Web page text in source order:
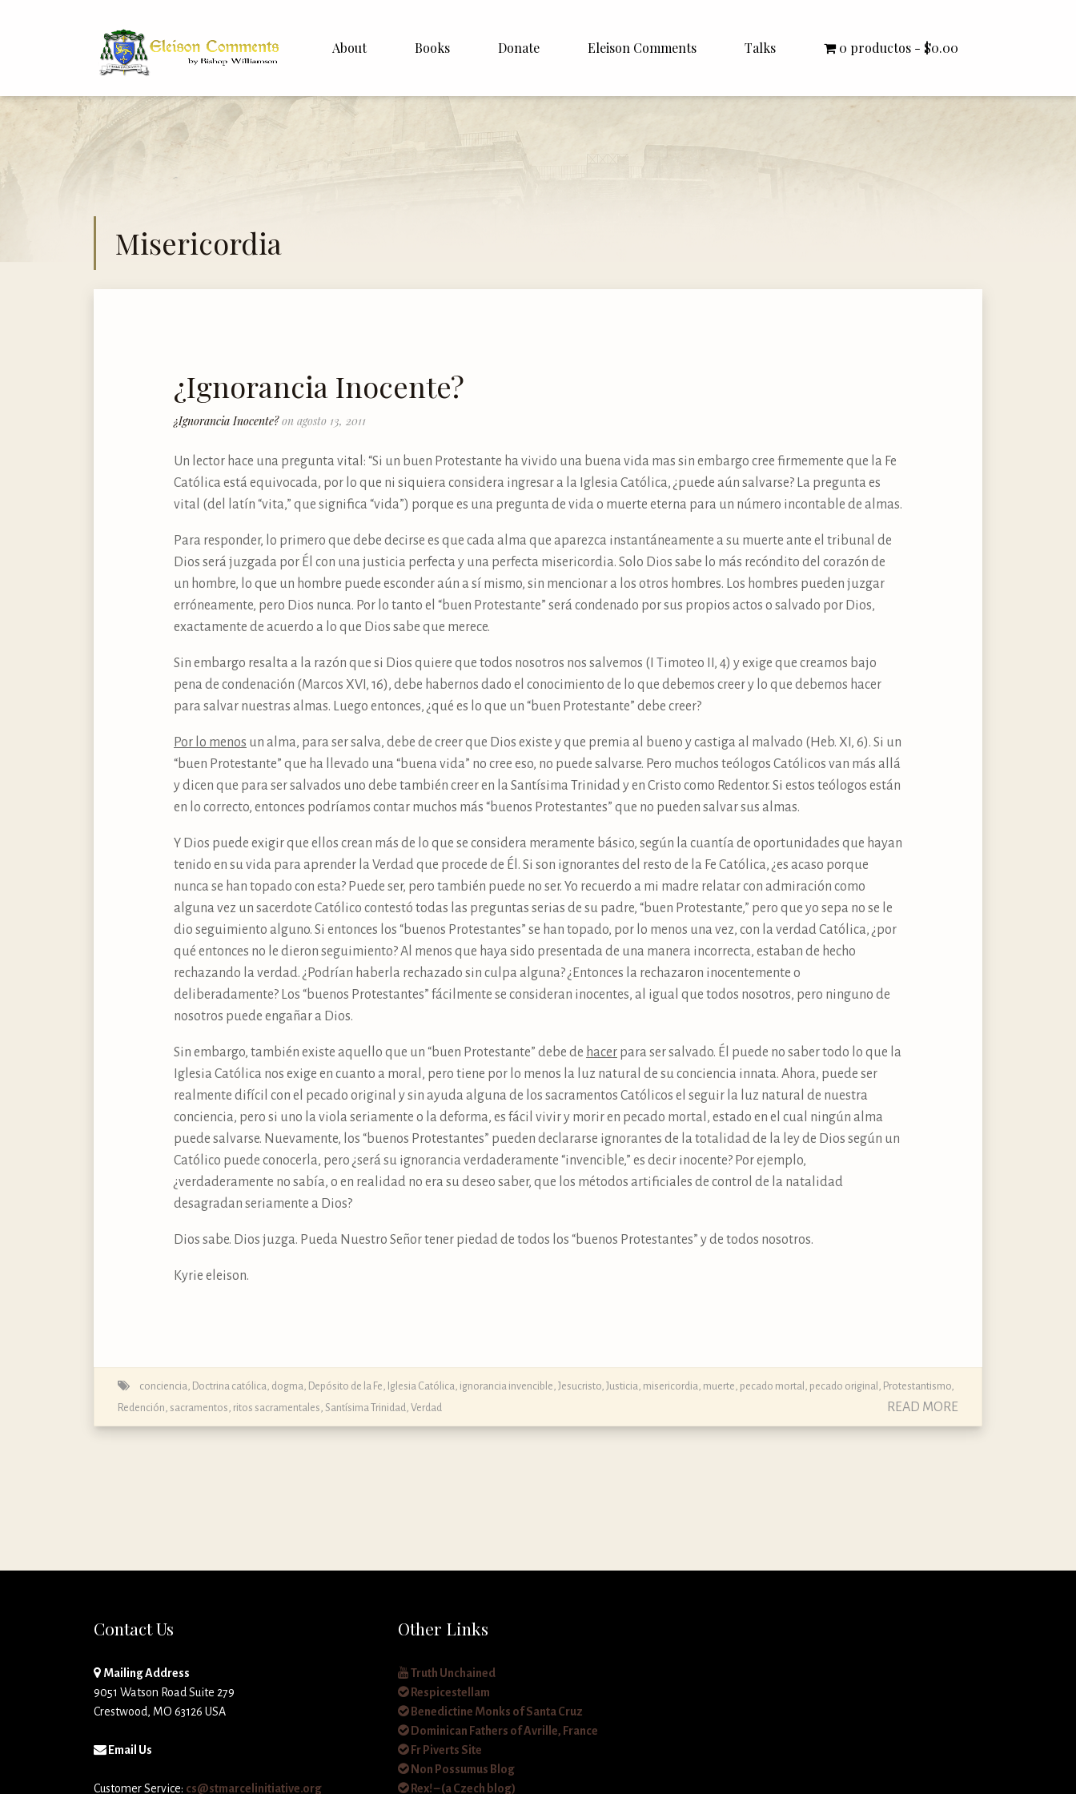
About
Bishop Williamson
Books Donate Eleison Comments
Italiano
Talks
Rector Letters
0 productos $0.00
Misericordia
¿Ignorancia Inocente?
¿Ignorancia Inocente?on agosto 13, 2011
Un lector hace una pregunta vital: “Si un buen Protestante ha vivido una buena vida mas sin embargo cree firmemente que la Fe
Católica está equivocada, por lo que ni siquiera considera ingresar a la Iglesia Católica, ¿puede aún salvarse? La pregunta es
vital (del latín “vita,” que significa “vida”) porque es una pregunta de vida o muerte eterna para un número incontable de almas.
Para responder, lo primero que debe decirse es que cada alma que aparezca instantáneamente a su muerte ante el tribunal de
Dios será juzgada por Él con una justicia perfecta y una perfecta misericordia. Solo Dios sabe lo más recóndito del corazón de
un hombre, lo que un hombre puede esconder aún a sí mismo, sin mencionar a los otros hombres. Los hombres pueden juzgar
erróneamente, pero Dios nunca. Por lo tanto el “buen Protestante” será condenado por sus propios actos o salvado por Dios,
exactamente de acuerdo a lo que Dios sabe que merece.
Sin embargo resalta a la razón que si Dios quiere que todos nosotros nos salvemos (I Timoteo II, 4) y exige que creamos bajo
pena de condenación (Marcos XVI, 16), debe habernos dado el conocimiento de lo que debemos creer y lo que debemos hacer
para salvar nuestras almas. Luego entonces, ¿qué es lo que un “buen Protestante” debe creer?
Por lo menos un alma, para ser salva, debe de creer que Dios existe y que premia al bueno y castiga al malvado (Heb. XI, 6). Si un
“buen Protestante” que ha llevado una “buena vida” no cree eso, no puede salvarse. Pero muchos teólogos Católicos van más allá
y dicen que para ser salvados uno debe también creer en la Santísima Trinidad y en Cristo como Redentor. Si estos teólogos están
en lo correcto, entonces podríamos contar muchos más “buenos Protestantes” que no pueden salvar sus almas.
Y Dios puede exigir que ellos crean más de lo que se considera meramente básico, según la cuantía de oportunidades que hayan
tenido en su vida para aprender la Verdad que procede de Él. Si son ignorantes del resto de la Fe Católica, ¿es acaso porque
nunca se han topado con esta? Puede ser, pero también puede no ser. Yo recuerdo a mi madre relatar con admiración como
alguna vez un sacerdote Católico contestó todas las preguntas serias de su padre, “buen Protestante,” pero que yo sepa no se le
dio seguimiento alguno. Si entonces los “buenos Protestantes” se han topado, por lo menos una vez, con la verdad Católica, ¿por
qué entonces no le dieron seguimiento? Al menos que haya sido presentada de una manera incorrecta, estaban de hecho
rechazando la verdad. ¿Podrían haberla rechazado sin culpa alguna? ¿Entonces la rechazaron inocentemente o
deliberadamente? Los “buenos Protestantes” fácilmente se consideran inocentes, al igual que todos nosotros, pero ninguno de
nosotros puede engañar a Dios.
Sin embargo, también existe aquello que un “buen Protestante” debe de hacer para ser salvado. Él puede no saber todo lo que la
Iglesia Católica nos exige en cuanto a moral, pero tiene por lo menos la luz natural de su conciencia innata. Ahora, puede ser
realmente difícil con el pecado original y sin ayuda alguna de los sacramentos Católicos el seguir la luz natural de nuestra
conciencia, pero si uno la viola seriamente o la deforma, es fácil vivir y morir en pecado mortal, estado en el cual ningún alma
puede salvarse. Nuevamente, los “buenos Protestantes” pueden declararse ignorantes de la totalidad de la ley de Dios según un
Católico puede conocerla, pero ¿será su ignorancia verdaderamente “invencible,” es decir inocente? Por ejemplo,
¿verdaderamente no sabía, o en realidad no era su deseo saber, que los métodos artificiales de control de la natalidad
desagradan seriamente a Dios?
Dios sabe. Dios juzga. Pueda Nuestro Señor tener piedad de todos los “buenos Protestantes” y de todos nosotros.
Kyrie eleison.
conciencia Doctrina católica, dogma, Depósito de la Fe Iglesia Católica ignorancia invencible Jesucristo Justicia misericordia muerte pecado mortal pecado original Protestantismo
Redención sacramentos, ritos sacramentales Santísima Trinidad Verdad READ MORE
Contact Us
Mailing Address
9051 Watson Road Suite 279
Crestwood, MO 63126 USA
Email Us
Customer Service: cs@stmarcelinitiative.org
Other Links
Truth Unchained
Respicestellam
Benedictine Monks of Santa Cruz
Dominican Fathers of Avrille, France
Fr Piverts Site
Non Possumus Blog
Rex! – (a Czech blog)